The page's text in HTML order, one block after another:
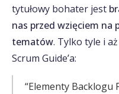
tytułowy bohater jest
nas przed wzięciem na
tematów. Tylko tyle i
Scrum Guide’a:
“Elementy